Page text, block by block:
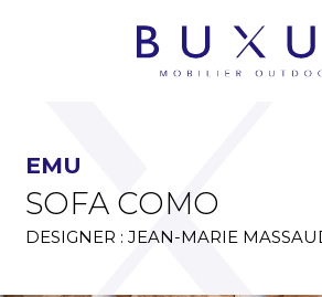
EMU
SOFA COMO
DESIGNER : JEAN-MARIE